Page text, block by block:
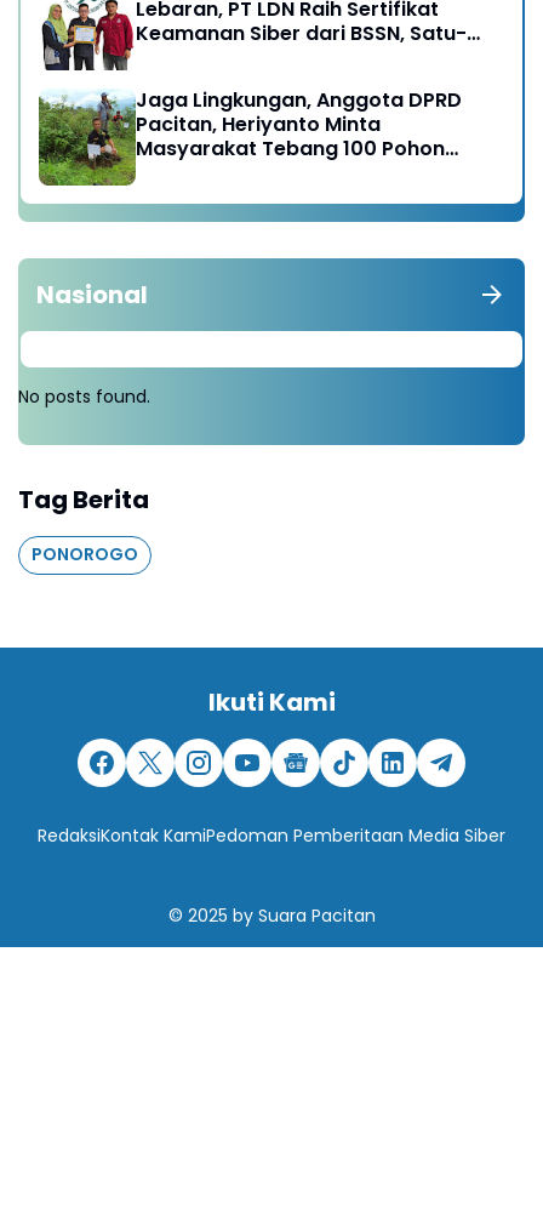
Lebaran, PT LDN Raih Sertifikat
Keamanan Siber dari BSSN, Satu-
Jaga Lingkungan, Anggota DPRD
Pacitan, Heriyanto Minta
Masyarakat Tebang 100 Pohon
Nasional
No posts found.
Tag Berita
PONOROGO
Ikuti Kami
RedaksiKontak KamiPedoman Pemberitaan Media Siber
© 2025 by Suara Pacitan